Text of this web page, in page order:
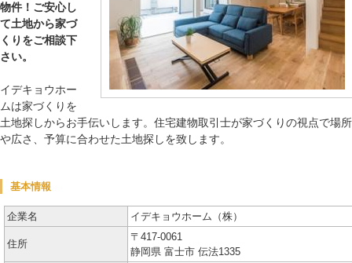
物件！ご安心し
て土地から家づ
くりをご相談下
さい。
イデキョウホー
ムは家づくりを
土地探しからお手伝いします。住宅建物取引士が家づくりの視点で場所
や広さ、予算に合わせた土地探しを致します。
基本情報
企業名 イデキョウホーム（株）
住所
〒417-0061
静岡県 富士市 伝法1335